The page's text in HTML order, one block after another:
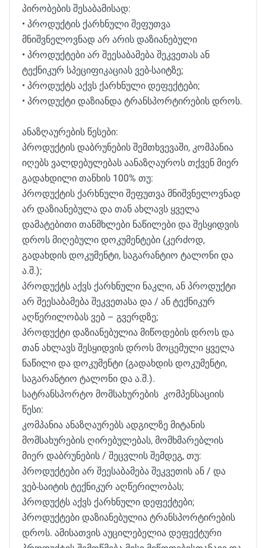
პირობების შესაბამისად:
• პროდუქტის ქარხნული შეფუთვა
მნიშვნელოვნად არ არის დაზიანებული
• პროდუქტები არ შეესაბამება შეკვეთას ან
ტექნიკურ სპეციფიკაციას ვებ-საიტზე;
• პროდუქტს აქვს ქარხნული დეფექტები;
• პროდუქტი დაზიანდა ტრანსპორტირების დროს.
ანაზღაურების წესები:
პროდუქტის დაბრუნების შემთხვევაში, კომპანია
იღებს ვალდებულებას აანაზღაუროს თქვენ მიერ
გადახდილი თანხის 100% თუ:
პროდუქტის ქარხნული შეფუთვა მნიშვნელოვნად
არ დაზიანებულა და თან ახლავს ყველა
დამატებითი თანმხლები ნაწილები და შესყიდვის
დროს მიღებული დოკუმენტები (კერძოდ,
გადახდის დოკუმენტი, საგარანტიო ტალონი და
ა.შ.);
პროდუქტს აქვს ქარხნული ნაკლი, ან პროდუქტი
არ შეესაბამება შეკვეთასა და / ან ტექნიკურ
აღწერილობას ვებ – გვერდზე;
პროდუქტი დაზიანებულია მიწოდების დროს და
თან ახლავს შესყიდვის დროს მოცემული ყველა
ნაწილი და დოკუმენტი (გადახდის დოკუმენტი,
საგარანტიო ტალონი და ა.შ.).
სატრანსპორტო მომსახურების კომპენსაციის
წესი:
კომპანია ანაზღაურებს ადგილზე მიტანის
მომსახურების ღირებულებას, მომხმარებლის
მიერ დაბრუნების / შეცვლის შემდეგ, თუ:
პროდუქტები არ შეესაბამება შეკვეთის ან / და
ვებ-საიტის ტექნიკურ აღწერილობას;
პროდუქტს აქვს ქარხნული დეფექტები;
პროდუქტები დაზიანებულია ტრანსპორტირების
დროს. ამისათვის აუცილებელია დეფექტური